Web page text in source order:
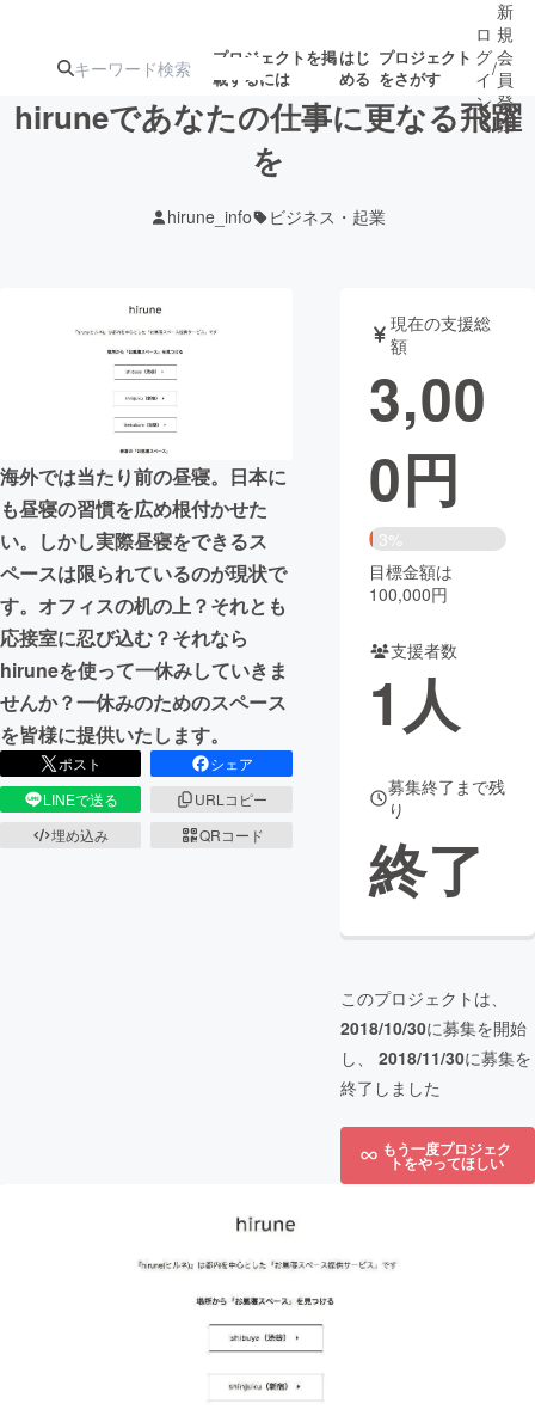
プロジェクトを掲
載するには
はじ
める
プロジェクト
をさがす
ジェクト
募集終了が近いプ
ロジェクト
アート・写真 音楽
テクノロジー・ガジェット ゲーム・サ
映像・映画 書籍・雑誌
ビジネス・起業 チャレンジ
まちづくり・地域活性化
CAMPFIRE for Social Good
CAMPFIRE Creation
CAMPFIREふるさと納税
コミュニティ
ロ
グ
イ
ン
/
新
規
会
員
登
録
hiruneであなたの仕事に更なる飛躍
を
hirune_info ビジネス・起業
海外では当たり前の昼寝。日本に
も昼寝の習慣を広め根付かせた
い。しかし実際昼寝をできるス
ペースは限られているのが現状で
す。オフィスの机の上？それとも
応接室に忍び込む？それなら
hiruneを使って一休みしていきま
せんか？一休みのためのスペース
を皆様に提供いたします。
ポスト
シェア
LINEで送る
URLコピー
埋め込み
QRコード
現在の支援総
額
3,00
0円
3%
目標金額は
100,000円
支援者数
1人
募集終了まで残
り
終了
このプロジェクトは、
2018/10/30に募集を開始
し、 2018/11/30に募集を
終了しました
もう一度プロジェク
トをやってほしい